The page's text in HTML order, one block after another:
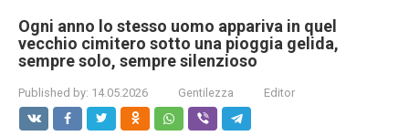
Ogni anno lo stesso uomo appariva in quel
vecchio cimitero sotto una pioggia gelida,
sempre solo, sempre silenzioso
Published by: 14.05.2026 Gentilezza Editor